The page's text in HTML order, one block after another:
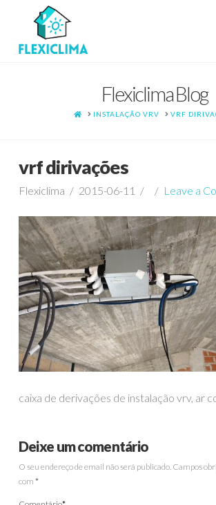
Flexiclima Blog
HOMEINSTALAÇÃO VRV VRF
vrf dirivações
Flexiclima 2015-06-11 Leave a
caixa de derivações de instalação vrv, ar
Deixe um comentário
O seu endereço de email não será publicado. Campos
com *